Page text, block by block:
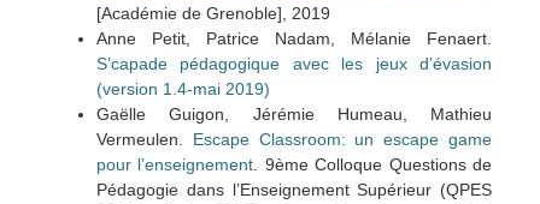
[Académie de Grenoble], 2019
Anne Petit, Patrice Nadam, Mélanie Fenaert.
S’capade pédagogique avec les jeux d’évasion
(version 1.4-mai 2019)
Gaëlle Guigon, Jérémie Humeau, Mathieu
Vermeulen. Escape Classroom: un escape game
pour l’enseignement. 9ème Colloque Questions de
Pédagogie dans l’Enseignement Supérieur (QPES